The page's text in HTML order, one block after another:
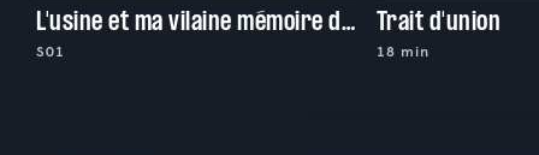
L'usine et ma vilaine mémoire de 9 ans
S01
Trait d'union
18 min